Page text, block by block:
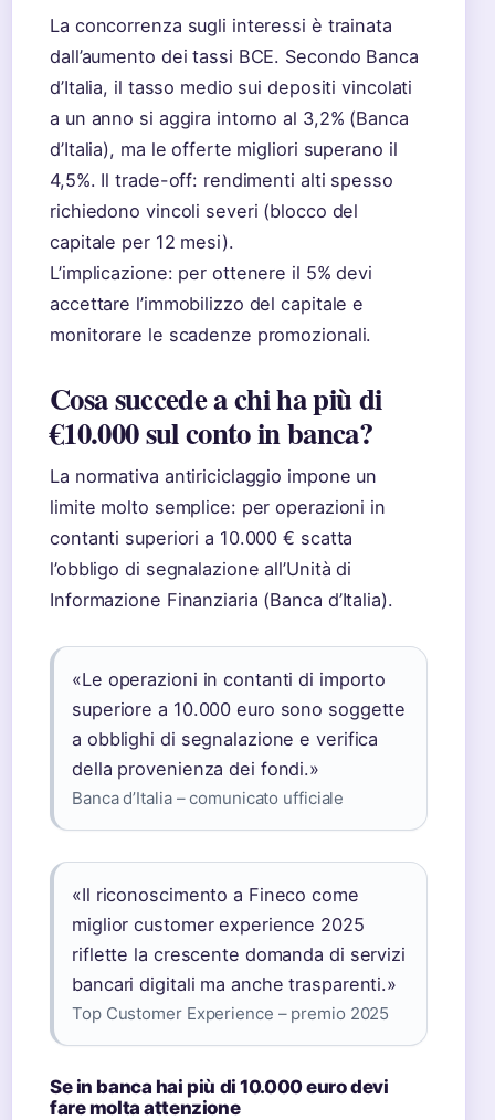
La concorrenza sugli interessi è trainata
dall’aumento dei tassi BCE. Secondo Banca
d’Italia, il tasso medio sui depositi vincolati
a un anno si aggira intorno al 3,2% (Banca
d’Italia), ma le offerte migliori superano il
4,5%. Il trade-off: rendimenti alti spesso
richiedono vincoli severi (blocco del
capitale per 12 mesi).
L’implicazione: per ottenere il 5% devi
accettare l’immobilizzo del capitale e
monitorare le scadenze promozionali.
Cosa succede a chi ha più di
€10.000 sul conto in banca?
La normativa antiriciclaggio impone un
limite molto semplice: per operazioni in
contanti superiori a 10.000 € scatta
l’obbligo di segnalazione all’Unità di
Informazione Finanziaria (Banca d’Italia).
«Le operazioni in contanti di importo
superiore a 10.000 euro sono soggette
a obblighi di segnalazione e verifica
della provenienza dei fondi.»
Banca d’Italia – comunicato ufficiale
«Il riconoscimento a Fineco come
miglior customer experience 2025
riflette la crescente domanda di servizi
bancari digitali ma anche trasparenti.»
Top Customer Experience – premio 2025
Se in banca hai più di 10.000 euro devi
fare molta attenzione